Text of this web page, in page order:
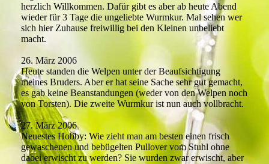
herzlich Willkommen. Dafür gibt es aber ab heute Abend
wieder für 3 Tage die ungeliebte Wurmkur. Mal sehen wer
sich hier Zuhause freiwillig bei den Kleinen unbeliebt
macht.
26. März 2006
Heute standen die Welpen unter der Beaufsichtigung
meines Bruders. Aber er hat seine Sache sehr gut gemacht,
es gab keine Beanstandungen (weder von den Welpen noch
von Torsten). Die zweite Wurmkur ist nun auch vollbracht.
27. März 2006
Neuestes Hobby: Wie zieht man am besten einen frisch
gewaschenen und bebügelten Pullover vom Stuhl ohne
dabei erwischt zu werden? Sie wurden zwar erwischt, aber